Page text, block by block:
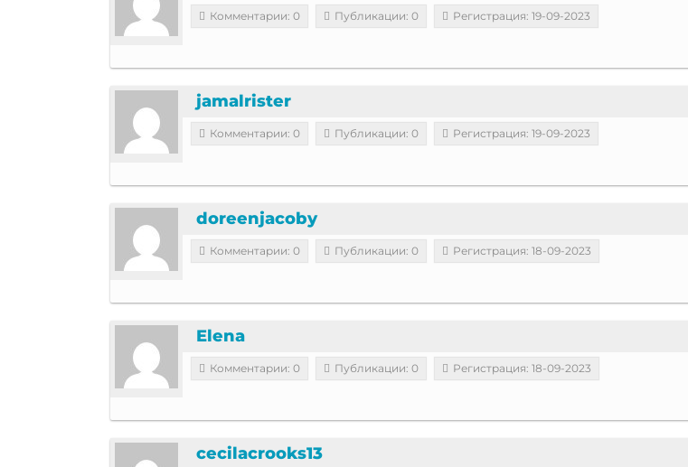
Комментарии: 0 Публикации: 0 Регистрация: 19-09-2023
jamalrister
Комментарии: 0 Публикации: 0 Регистрация: 19-09-2023
doreenjacoby
Комментарии: 0 Публикации: 0 Регистрация: 18-09-2023
Elena
Комментарии: 0 Публикации: 0 Регистрация: 18-09-2023
cecilacrooks13